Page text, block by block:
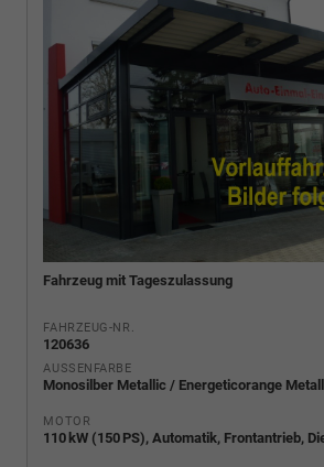
Fahrzeug mit Tageszulassung
FAHRZEUG-NR.
120636
AUSSENFARBE
Monosilber Metallic / Energeticorange
MOTOR
110 kW (150 PS), Automatik, Frontantrieb,